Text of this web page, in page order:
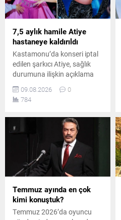
7,5 aylık hamile Atiye
hastaneye kaldırıldı
Kastamonu’da konseri iptal
edilen şarkıcı Atiye, sağlık
durumuna ilişkin açıklama
yaptı. 7,5 aylık hamile olan
Atiye’nin hastaneye
kaldırıldığı ve tedavi altına
09.08.2026
0
784
Temmuz ayında en çok
kimi konuştuk?
Temmuz 2026’da oyuncu